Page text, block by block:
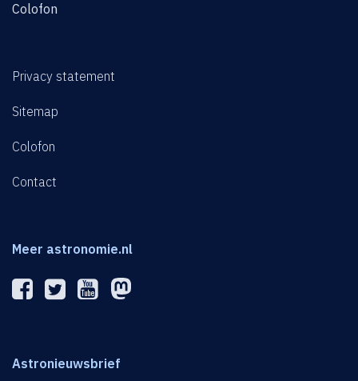
Colofon
Privacy statement
Sitemap
Colofon
Contact
Meer astronomie.nl
Astronieuwsbrief